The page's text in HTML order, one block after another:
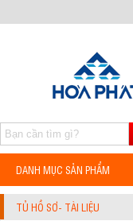
DANH MỤC SẢN PHẨM
TỦ HỒ SƠ- TÀI LIỆU